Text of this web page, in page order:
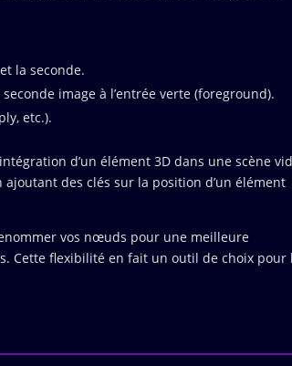
la seconde.
image à l’entrée verte (foreground).
etc.).
d’un élément 3D dans une scène
des clés sur la position d’un élément
vos nœuds pour une meilleure
Cette flexibilité en fait un outil de choix pour